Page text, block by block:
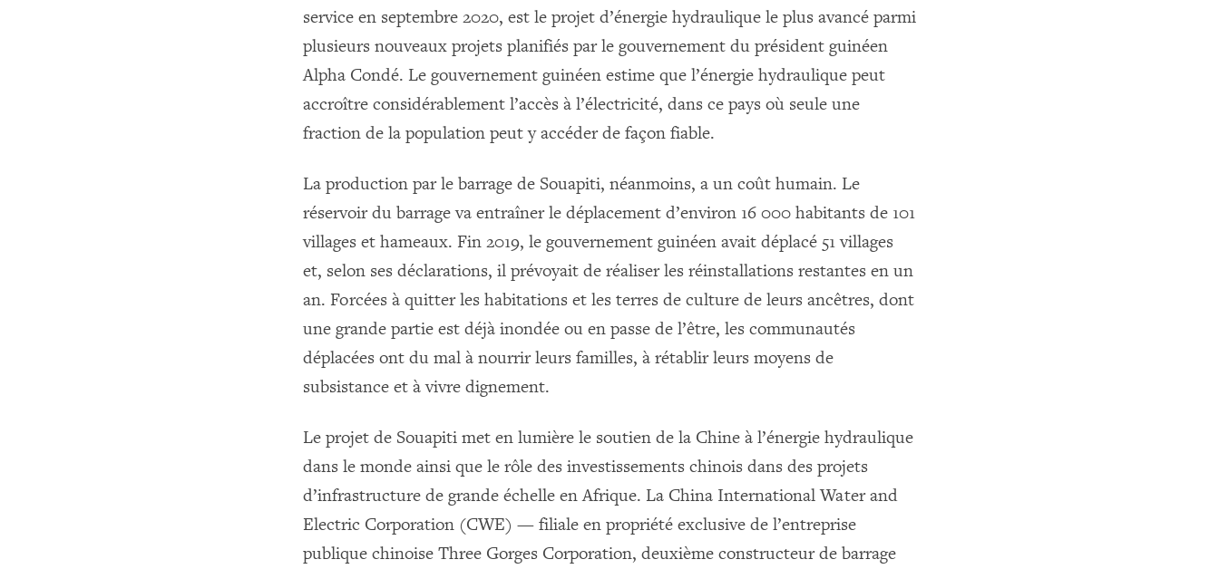
service en septembre 2020, est le projet d’énergie hydraulique le plus avancé parmi
plusieurs nouveaux projets planifiés par le gouvernement du président guinéen
Alpha Condé. Le gouvernement guinéen estime que l’énergie hydraulique peut
accroître considérablement l’accès à l’électricité, dans ce pays où seule une
fraction de la population peut y accéder de façon fiable.
La production par le barrage de Souapiti, néanmoins, a un coût humain. Le
réservoir du barrage va entraîner le déplacement d’environ 16 000 habitants de 101
villages et hameaux. Fin 2019, le gouvernement guinéen avait déplacé 51 villages
et, selon ses déclarations, il prévoyait de réaliser les réinstallations restantes en un
an. Forcées à quitter les habitations et les terres de culture de leurs ancêtres, dont
une grande partie est déjà inondée ou en passe de l’être, les communautés
déplacées ont du mal à nourrir leurs familles, à rétablir leurs moyens de
subsistance et à vivre dignement.
Le projet de Souapiti met en lumière le soutien de la Chine à l’énergie hydraulique
dans le monde ainsi que le rôle des investissements chinois dans des projets
d’infrastructure de grande échelle en Afrique. La China International Water and
Electric Corporation (CWE) — filiale en propriété exclusive de l’entreprise
publique chinoise Three Gorges Corporation, deuxième constructeur de barrage